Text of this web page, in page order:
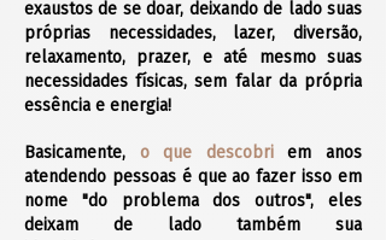
exaustos de se doar, deixando de lado suas
próprias necessidades, lazer, diversão,
relaxamento, prazer, e até mesmo suas
necessidades físicas, sem falar da própria
essência e energia!
Basicamente, o que descobriem anos
atendendo pessoas é que ao fazer isso em
nome "do problema dos outros", eles
deixam de lado também sua